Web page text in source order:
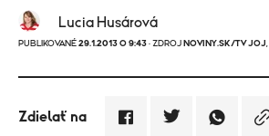
Lucia Husárová
PUBLIKOVANÉ 29.1.2013 O 9:43 · ZDROJ NOVINY.SK/TV JOJ
Zdielať na